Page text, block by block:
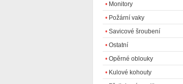
• Monitory
• Požární vaky
• Savicové šroubení
• Ostatní
• Opěrné oblouky
• Kulové kohouty